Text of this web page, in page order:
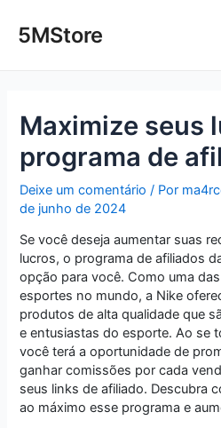
para5MStore
Maximize seus
programa de
Deixe um comentário / Por
de junho de 2024
Se você deseja aumentar suas
lucros, o programa de afiliados
opção para você. Como uma
esportes no mundo, a Nike
produtos de alta qualidade que
e entusiastas do esporte. Ao se
você terá a oportunidade de
ganhar comissões por cada
seus links de afiliado. Descubra
ao máximo esse programa e
navigation